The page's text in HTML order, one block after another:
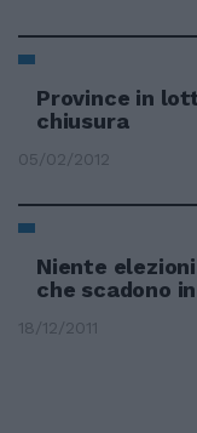
Province in
chiusura
05/02/2012
Niente
che scadono
18/12/2011